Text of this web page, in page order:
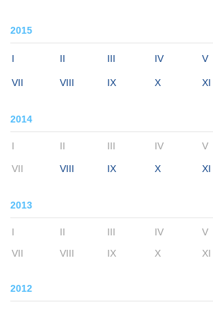
2015
I II III IV V
VII VIII IX X XI
2014
I II III IV V
VII VIII IX X XI
2013
I II III IV V
VII
VIII IX X XI
2012